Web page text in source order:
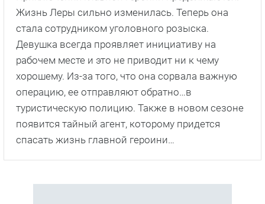
Жизнь Леры сильно изменилась. Теперь она
стала сотрудником уголовного розыска.
Девушка всегда проявляет инициативу на
рабочем месте и это не приводит ни к чему
хорошему. Из-за того, что она сорвала важную
операцию, ее отправляют обратно…в
туристическую полицию. Также в новом сезоне
появится тайный агент, которому придется
спасать жизнь главной героини…